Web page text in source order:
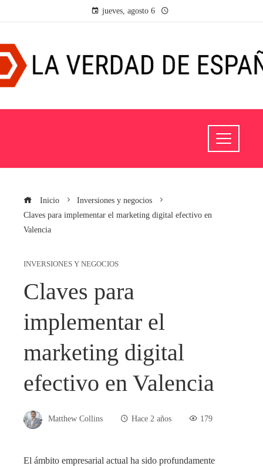
jueves, agosto 6
Inicio
Inversiones y negocios
Claves para implementar el marketing digital efectivo en
Valencia
INVERSIONES Y NEGOCIOS
Claves para
implementar el
marketing digital
efectivo en Valencia
Matthew Collins Hace 2 años 179
El ámbito empresarial actual ha sido profundamente